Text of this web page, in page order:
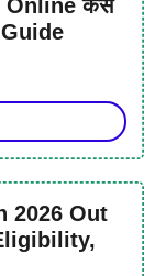
Online कैसे
2026 Out